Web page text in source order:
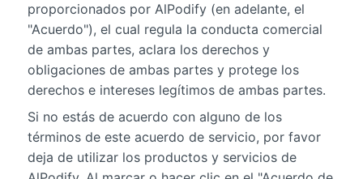
proporcionados por AlPodify (en adelante, el
"Acuerdo"), el cual regula la conducta comercial
de ambas partes, aclara los derechos y
obligaciones de ambas partes y protege los
derechos e intereses legítimos de ambas partes.
Si no estás de acuerdo con alguno de los
términos de este acuerdo de servicio, por favor
deja de utilizar los productos y servicios de